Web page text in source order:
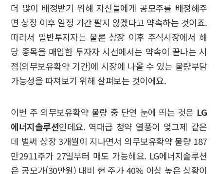
더 많이 배정받기 위해 자신들에게 공모주를 배정해주
면 상장 이후 일정 기간 팔지 않겠다고 약속하는 것이죠.
따라서 일반투자자는 물론 상장 이후 주식시장에서 해
당 종목을 매입한 투자자 시선에서는 약속이 끝나는 시
점(의무보유확약 기간)에 시장에 나올 수 있는 물량부담
가능성을 따져보기 위해 살펴보는 것이에요.
이번 주 의무보유확약 물량 중 단연 눈에 띄는 것은 LG
에너지솔루션인데요. 역대급 청약 열풍이 엊그제 같은
데 벌써 상장 3개월이 지나면서 의무보유확약 물량 187
만2911주가 27일부터 매도 가능해요. LG에너지솔루션
은 공모가(30만원) 대비 현 주가 40% 이상 높은 상황이